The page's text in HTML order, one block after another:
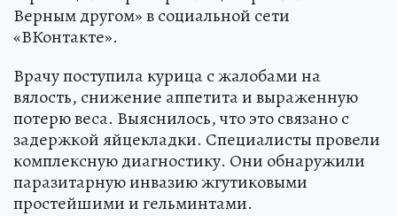
Верным другом» в социальной сети
«ВКонтакте».
Врачу поступила курица с жалобами на
вялость, снижение аппетита и выраженную
потерю веса. Выяснилось, что это связано с
задержкой яйцекладки. Специалисты провели
комплексную диагностику. Они обнаружили
паразитарную инвазию жгутиковыми
простейшими и гельминтами.